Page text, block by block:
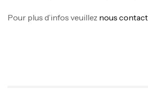
Pour plus d’infos veuillez nous